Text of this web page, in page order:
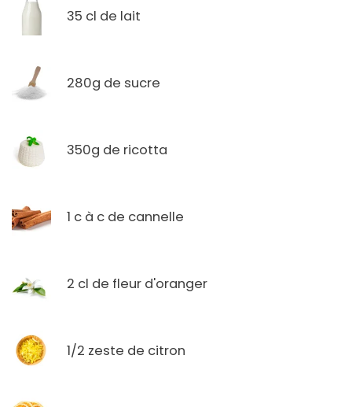
35 cl de lait
280g de sucre
350g de ricotta
1 c à c de cannelle
2 cl de fleur d'oranger
1/2 zeste de citron